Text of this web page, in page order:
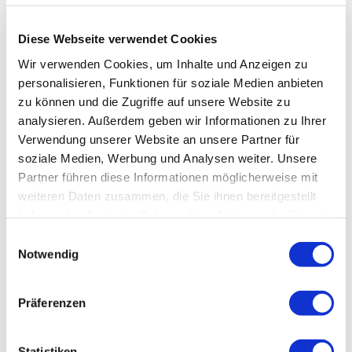
Diese Webseite verwendet Cookies
Wir verwenden Cookies, um Inhalte und Anzeigen zu
personalisieren, Funktionen für soziale Medien anbieten
zu können und die Zugriffe auf unsere Website zu
analysieren. Außerdem geben wir Informationen zu Ihrer
Verwendung unserer Website an unsere Partner für
soziale Medien, Werbung und Analysen weiter. Unsere
Partner führen diese Informationen möglicherweise mit
weiteren Daten zusammen, die Sie ihnen bereitgestellt
Notwendig
Präferenzen
Anfallssicheres Profil